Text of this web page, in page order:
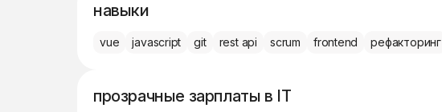
навыки
vue javascript git rest api scrum frontend рефакторинг
прозрачные зарплаты в IT